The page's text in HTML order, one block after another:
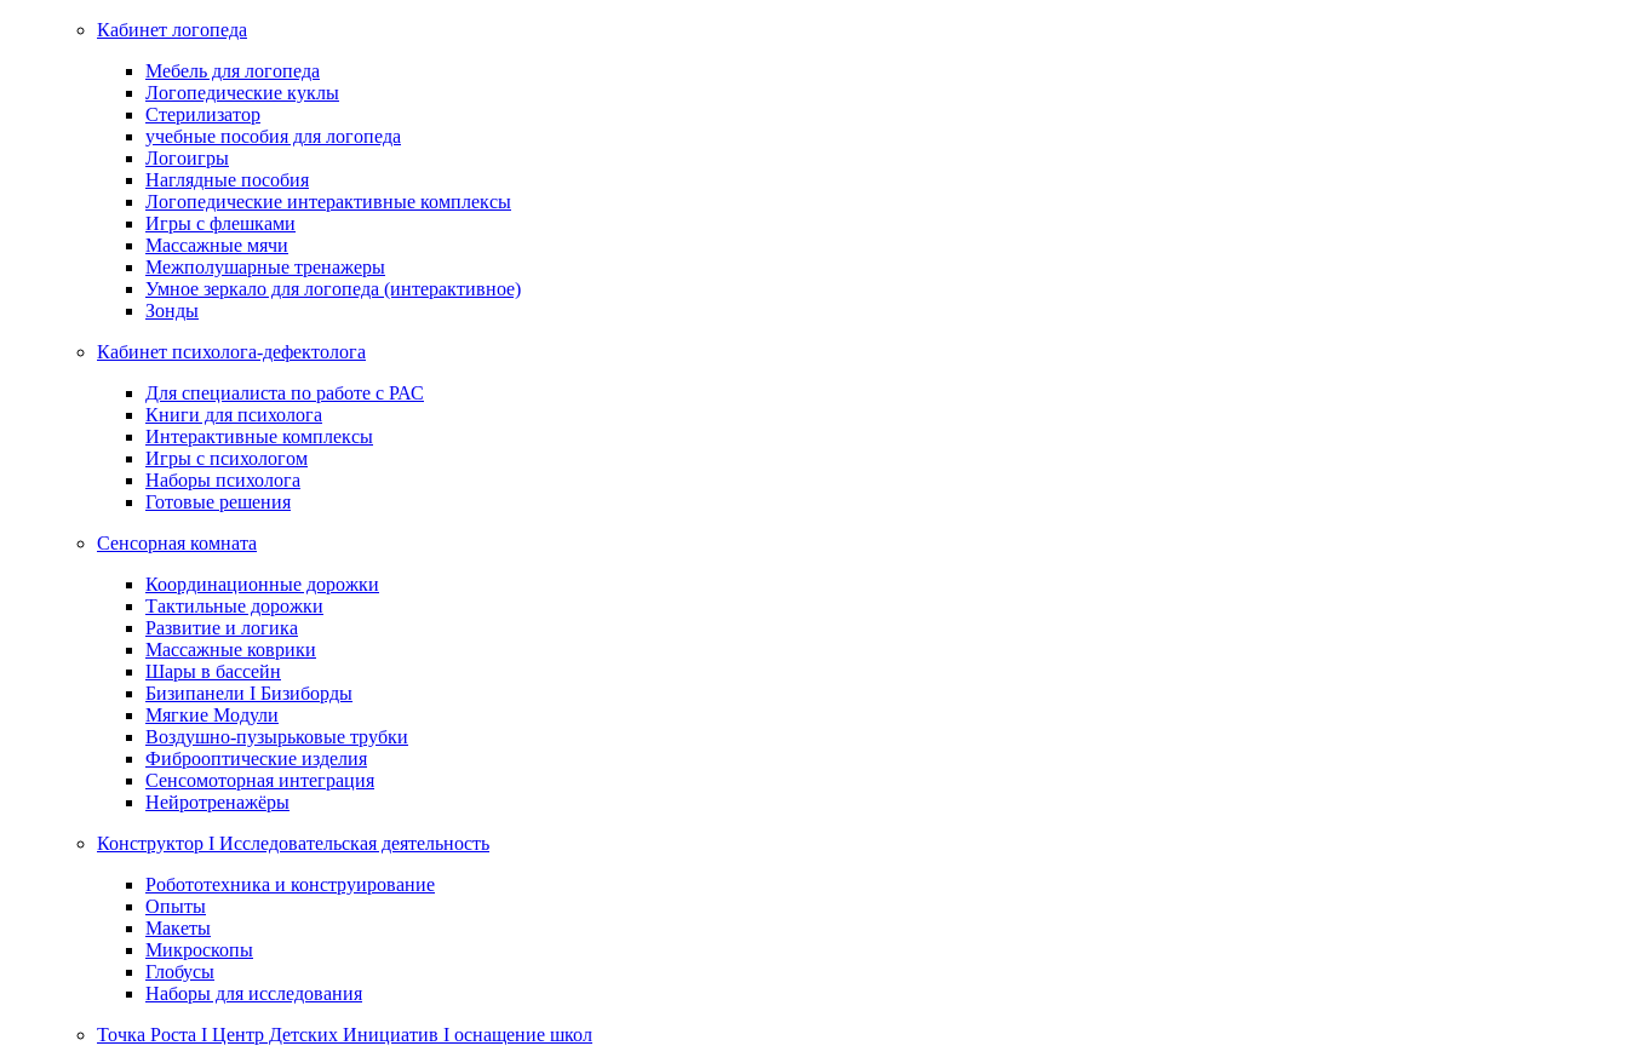
Кабинет логопеда
Мебель для логопеда
Логопедические куклы
Стерилизатор
учебные пособия для логопеда
Логоигры
Наглядные пособия
Логопедические интерактивные комплексы
Игры с флешками
Массажные мячи
Межполушарные тренажеры
Умное зеркало для логопеда (интерактивное)
Зонды
Кабинет психолога-дефектолога
Для специалиста по работе с РАС
Книги для психолога
Интерактивные комплексы
Игры с психологом
Наборы психолога
Готовые решения
Сенсорная комната
Координационные дорожки
Тактильные дорожки
Развитие и логика
Массажные коврики
Шары в бассейн
Бизипанели I Бизиборды
Мягкие Модули
Воздушно-пузырьковые трубки
Фиброоптические изделия
Сенсомоторная интеграция
Нейротренажёры
Конструктор I Исследовательская деятельность
Робототехника и конструирование
Опыты
Макеты
Микроскопы
Глобусы
Наборы для исследования
Точка Роста I Центр Детских Инициатив I оснащение школ